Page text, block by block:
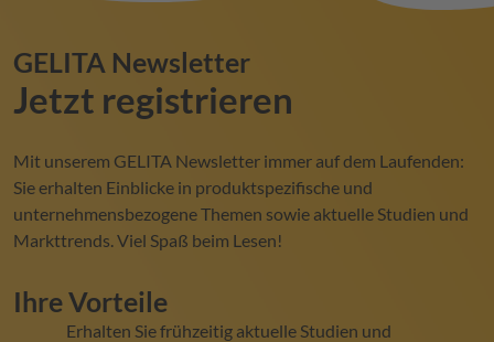
GELITA Newsletter
Jetzt registrieren
Mit unserem GELITA Newsletter immer auf dem Laufenden:
Sie erhalten Einblicke in produktspezifische und
unternehmensbezogene Themen sowie aktuelle Studien und
Markttrends. Viel Spaß beim Lesen!
Ihre Vorteile
Erhalten Sie frühzeitig aktuelle Studien und